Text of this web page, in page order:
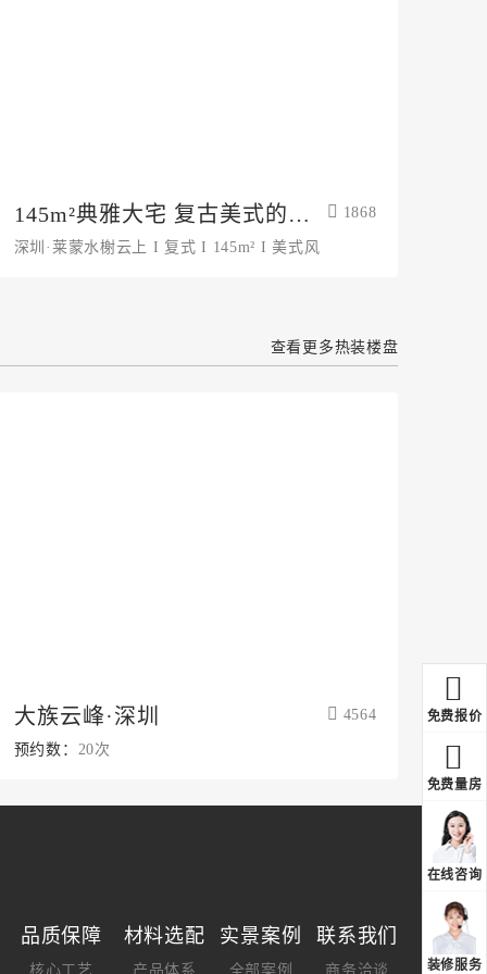
145m²典雅大宅 复古美式的庄
重与温馨
1868
深圳·莱蒙水榭云上 I 复式 I 145m² I 美式风
查看更多热装楼盘
大族云峰·深圳 4564
预约数： 20次
免费报价
免费量房
在线咨询
装修服务
品质保障
核心工艺
材料选配
产品体系
实景案例
全部案例
联系我们
商务洽谈